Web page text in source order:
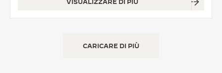
THE DREAM SHAPER
MAESTRIA: 108 MESTIERI
VISUALIZZARE DI PIÙ
CARICARE DI PIÙ